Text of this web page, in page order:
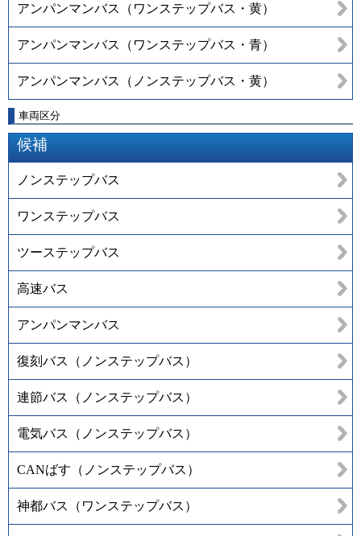
アンパンマンバス（ワンステップバス・黄）
アンパンマンバス（ワンステップバス・青）
アンパンマンバス（ノンステップバス・黄）
車両区分
候補
ノンステップバス
ワンステップバス
ツーステップバス
高速バス
アンパンマンバス
復刻バス（ノンステップバス）
連節バス（ノンステップバス）
電気バス（ノンステップバス）
CANばす（ノンステップバス）
神都バス（ワンステップバス）